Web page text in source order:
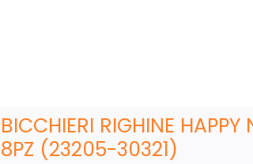
BICCHIERI RIGHINE
8PZ (23205-30321)